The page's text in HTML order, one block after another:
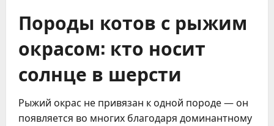
Породы котов с рыжим
окрасом: кто носит
солнце в шерсти
Рыжий окрас не привязан к одной породе — он
появляется во многих благодаря доминантному